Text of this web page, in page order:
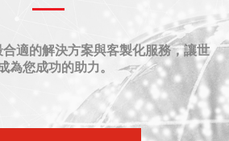
適的解決方案與客製化服務，讓世
為您成功的助力。